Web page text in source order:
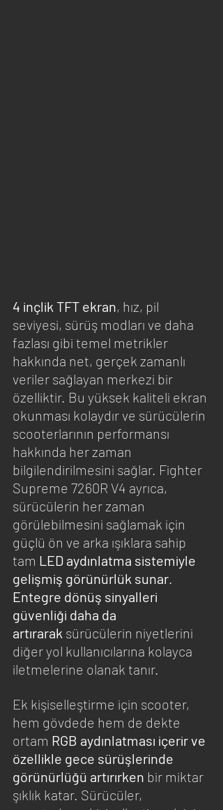
4 inçlik TFT ekran, hız, pil
seviyesi, sürüş modları ve daha
fazlası gibi temel metrikler
hakkında net, gerçek zamanlı
veriler sağlayan merkezi bir
özelliktir. Bu yüksek kaliteli ekran
okunması kolaydır ve sürücülerin
scooterlarının performansı
hakkında her zaman
bilgilendirilmesini sağlar. Fighter
Supreme 7260R V4 ayrıca,
sürücülerin her zaman
görülebilmesini sağlamak için
güçlü ön ve arka ışıklara sahip
tam LED aydınlatma sistemiyle
gelişmiş görünürlük sunar.
Entegre dönüş sinyalleri
güvenliği daha da
artırarak sürücülerin niyetlerini
diğer yol kullanıcılarına kolayca
iletmelerine olanak tanır.
Ek kişiselleştirme için scooter,
hem gövdede hem de dekte
ortam RGB aydınlatması içerir ve
özellikle gece sürüşlerinde
görünürlüğü artırırken bir miktar
şıklık katar. Sürücüler,